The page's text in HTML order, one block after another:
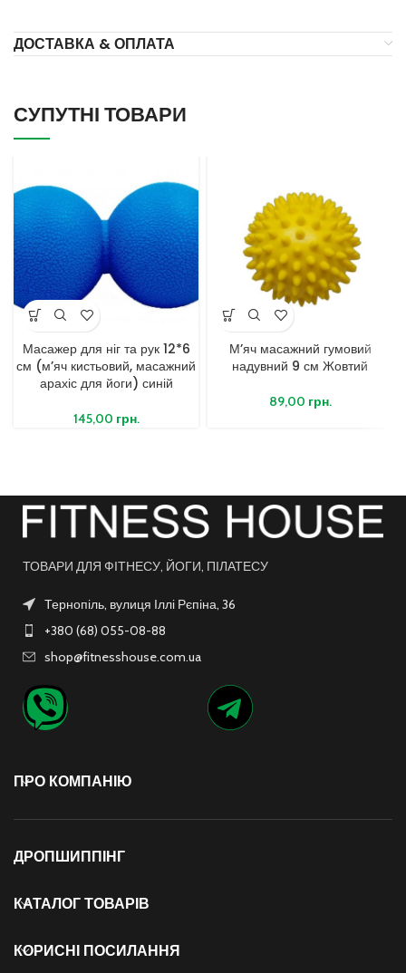
ДОСТАВКА & ОПЛАТА
СУПУТНІ ТОВАРИ
Масажер для ніг та рук 12*6
см (м’яч кистьовий, масажний
арахіс для йоги) синій
145,00 грн.
М’яч масажний гумовий
надувний 9 см Жовтий
89,00 грн.
ТОВАРИ ДЛЯ ФІТНЕСУ, ЙОГИ, ПІЛАТЕСУ
Тернопіль, вулиця Іллі Рєпіна, 36
+380 (68) 055-08-88
shop@fitnesshouse.com.ua
ПРО КОМПАНІЮ
ДРОПШИППІНГ
КАТАЛОГ ТОВАРІВ
КОРИСНІ ПОСИЛАННЯ